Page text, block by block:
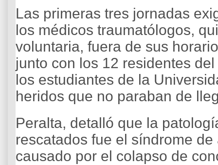
Las primeras tres jornadas
los médicos traumatólogos,
voluntaria, fuera de sus
junto con los 12 residentes
los estudiantes de la
heridos que no paraban de
Peralta, detalló que la
rescatados fue el síndrome
causado por el colapso de